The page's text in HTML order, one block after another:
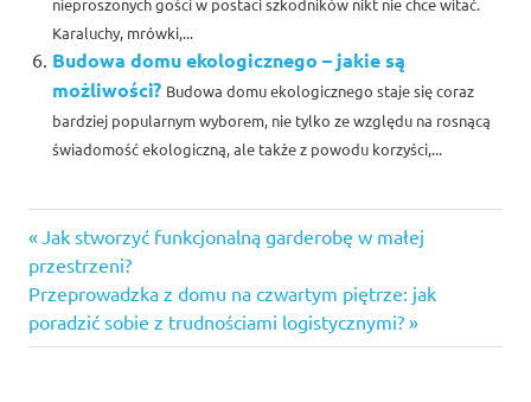
nieproszonych gości w postaci szkodników nikt nie chce witać.
Karaluchy, mrówki,...
Budowa domu ekologicznego – jakie są
możliwości? Budowa domu ekologicznego staje się coraz
bardziej popularnym wyborem, nie tylko ze względu na rosnącą
świadomość ekologiczną, ale także z powodu korzyści,...
Nawigacja
wpisu
Previous
Post:
Jak stworzyć funkcjonalną garderobę w małej
przestrzeni?
Next
Post:
Przeprowadzka z domu na czwartym piętrze: jak
poradzić sobie z trudnościami logistycznymi?